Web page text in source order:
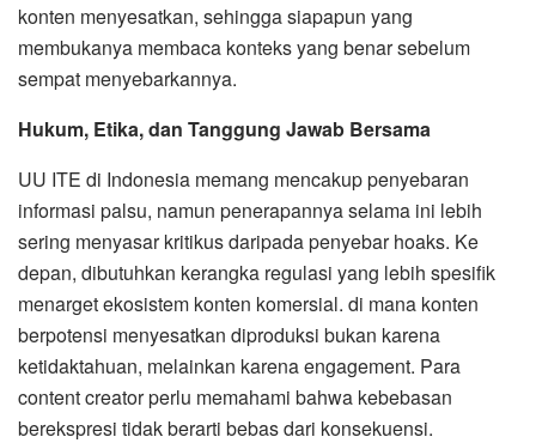
konten menyesatkan, sehingga siapapun yang
membukanya membaca konteks yang benar sebelum
sempat menyebarkannya.
Hukum, Etika, dan Tanggung Jawab Bersama
UU ITE di Indonesia memang mencakup penyebaran
informasi palsu, namun penerapannya selama ini lebih
sering menyasar kritikus daripada penyebar hoaks. Ke
depan, dibutuhkan kerangka regulasi yang lebih spesifik
menarget ekosistem konten komersial. di mana konten
berpotensi menyesatkan diproduksi bukan karena
ketidaktahuan, melainkan karena engagement. Para
content creator perlu memahami bahwa kebebasan
berekspresi tidak berarti bebas dari konsekuensi.